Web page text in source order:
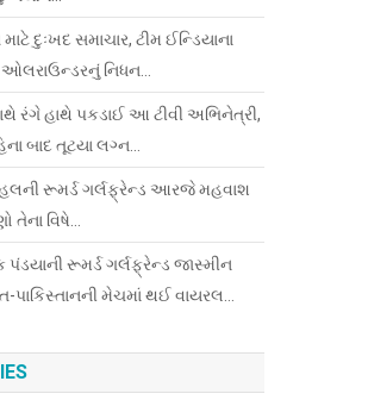
દુઃખદ સમાચાર, ટીમ ઈન્ડિયાના
ઓલરાઉન્ડરનું નિધન…
રંગે હાથે પકડાઈ આ ટીવી અભિનેત્રી,
બાદ તૂટયા લગ્ન…
રૂમર્ડ ગર્લફ્રેન્ડ આરજે મહવાશ
તેના વિષે…
પંડયાની રૂમર્ડ ગર્લફ્રેન્ડ જાસ્મીન
પાકિસ્તાનની મેચમાં થઈ વાયરલ…